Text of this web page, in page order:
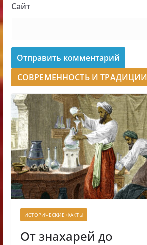
Сайт
СОВРЕМЕННОСТЬ И ТРАДИЦИИ
ИСТОРИЧЕСКИЕ ФАКТЫ
От знахарей до